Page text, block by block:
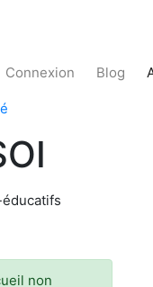
Connexion Blog
non